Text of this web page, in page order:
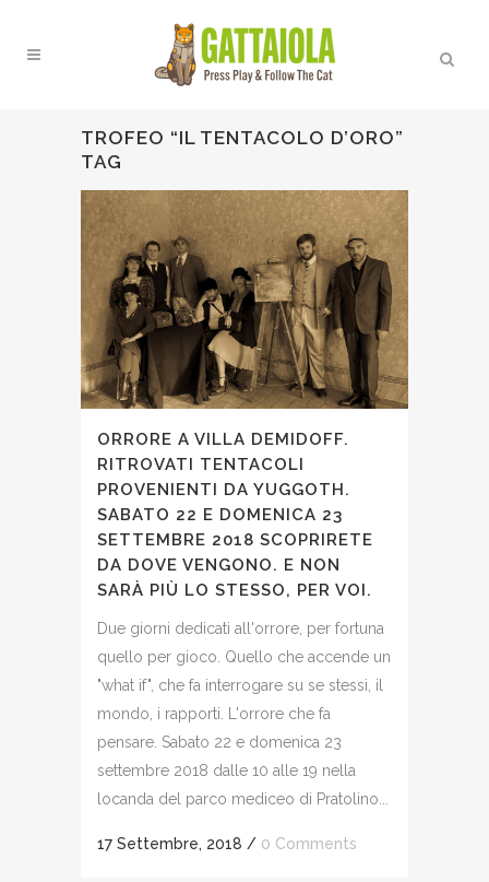
TROFEO “IL TENTACOLO D’ORO”
TAG
ORRORE A VILLA DEMIDOFF.
RITROVATI TENTACOLI
PROVENIENTI DA YUGGOTH.
SABATO 22 E DOMENICA 23
SETTEMBRE 2018 SCOPRIRETE
DA DOVE VENGONO. E NON
SARÀ PIÙ LO STESSO, PER VOI.
Due giorni dedicati all'orrore, per fortuna
quello per gioco. Quello che accende un
"what if", che fa interrogare su se stessi, il
mondo, i rapporti. L'orrore che fa
pensare. Sabato 22 e domenica 23
settembre 2018 dalle 10 alle 19 nella
locanda del parco mediceo di Pratolino...
17 Settembre, 2018 / 0 Comments